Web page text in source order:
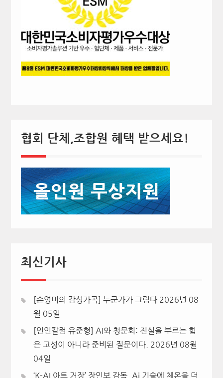
협회 단체,조합원 혜택 받으세요!
최신기사
[손영미의 감성가곡] 누군가가 그립다 2026년 08
월 05일
[인인칼럼 유준형] AI와 청문회: 진실을 부르는 힘
은 고성이 아니라 준비된 질문이다.
2026년 08월
04일
‘K-AI 아트 거장’ 장인보 감독, Ai 기술에 체온을 더